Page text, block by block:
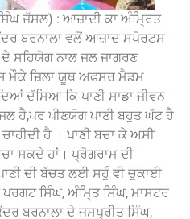
ਜੱਸਲ) : ਆਜ਼ਾਦੀ ਕਾ ਅੰਮਿ੍ਰਤ
ਬਰਨਾਲਾ ਵਲੋਂ ਆਜ਼ਾਦ ਸਪੋਰਟਸ
ਸਹਿਯੋਗ ਨਾਲ ਜਲ ਜਾਗਰਣ
ਜ਼ਿਲਾ ਯੂਥ ਅਫਸਰ ਮੈਡਮ
ਦੱਸਿਆ ਕਿ ਪਾਣੀ ਸਾਡਾ ਜੀਵਨ
ਹੈ,ਪਰ ਪੀਣਯੋਗ ਪਾਣੀ ਬਹੁਤ ਘੱਟ ਹੈ
ਹੈ । ਪਾਣੀ ਬਚਾ ਕੇ ਅਸੀ
ਸਕਦੇ ਹਾਂ। ਪ੍ਰੋਗਰਾਮ ਦੀ
ਦੀ ਬੱਚਤ ਲਈ ਸਹੁੰ ਵੀ ਚੁਕਾਈ
ਸਿੰਘ, ਅੰਮਿ੍ਤ ਸਿੰਘ, ਮਾਸਟਰ
ਬਰਨਾਲਾ ਦੇ ਜਸਪ੍ਰੀਤ ਸਿੰਘ,